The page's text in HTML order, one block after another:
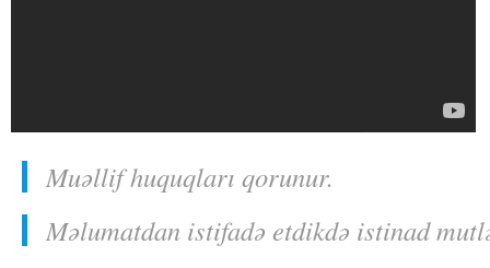
Muəllif huquqları qorunur.
Məlumatdan istifadə etdikdə istinad